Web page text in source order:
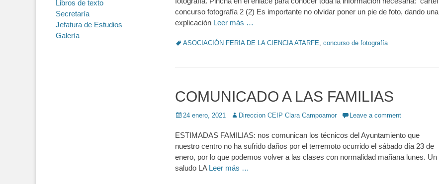
concurso fotografía 2 (2) Es importante no olvidar poner un pie de foto, dando una
explicación Leer más …
TagsASOCIACIÓN FERIA DE LA CIENCIA ATARFE, concurso de fotografía
COMUNICADO A LAS FAMILIAS
Posted
24 enero, 2021 Author
Direccion CEIP Clara Campoamor Leave a comment
ESTIMADAS FAMILIAS: nos comunican los técnicos del Ayuntamiento que
nuestro centro no ha sufrido daños por el terremoto ocurrido el sábado día 23 de
enero, por lo que podemos volver a las clases con normalidad mañana lunes. Un
saludo LA Leer más …
Libros de texto
Secretaría
Jefatura de Estudios
Galería